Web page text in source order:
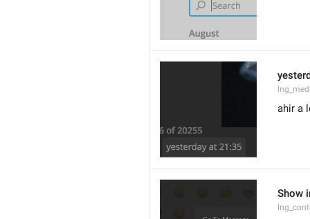
ahir a
Show